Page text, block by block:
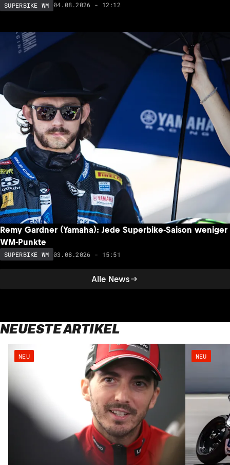
Alle News
SUPERBIKE WM 04.08.2026 - 12:12
Remy Gardner (Yamaha): Jede Superbike-Saison weniger
WM-Punkte
SUPERBIKE WM 03.08.2026 - 15:51
NEUESTE ARTIKEL
NEU NEU